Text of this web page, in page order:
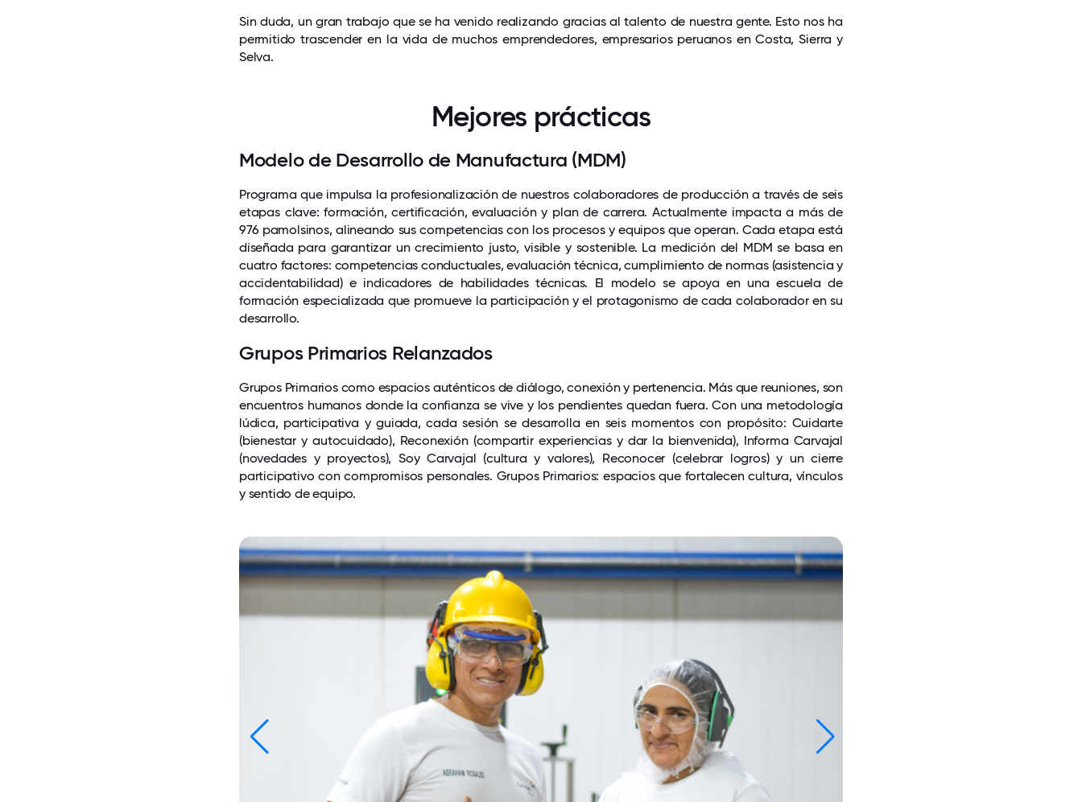
Sin duda, un gran trabajo que se ha venido realizando gracias al talento de nuestra gente. Esto nos ha
permitido trascender en la vida de muchos emprendedores, empresarios peruanos en Costa, Sierra y
Selva.
Mejores prácticas
Modelo de Desarrollo de Manufactura (MDM)
Programa que impulsa la profesionalización de nuestros colaboradores de producción a través de seis
etapas clave: formación, certificación, evaluación y plan de carrera. Actualmente impacta a más de
976 pamolsinos, alineando sus competencias con los procesos y equipos que operan. Cada etapa está
diseñada para garantizar un crecimiento justo, visible y sostenible. La medición del MDM se basa en
cuatro factores: competencias conductuales, evaluación técnica, cumplimiento de normas (asistencia y
accidentabilidad) e indicadores de habilidades técnicas. El modelo se apoya en una escuela de
formación especializada que promueve la participación y el protagonismo de cada colaborador en su
desarrollo.
Grupos Primarios Relanzados
Grupos Primarios como espacios auténticos de diálogo, conexión y pertenencia. Más que reuniones, son
encuentros humanos donde la confianza se vive y los pendientes quedan fuera. Con una metodología
lúdica, participativa y guiada, cada sesión se desarrolla en seis momentos con propósito: Cuidarte
(bienestar y autocuidado), Reconexión (compartir experiencias y dar la bienvenida), Informa Carvajal
(novedades y proyectos), Soy Carvajal (cultura y valores), Reconocer (celebrar logros) y un cierre
participativo con compromisos personales. Grupos Primarios: espacios que fortalecen cultura, vínculos
y sentido de equipo.